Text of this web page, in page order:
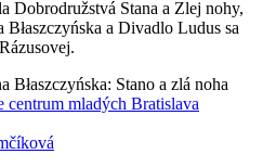
Dobrodružstvá Stana a Zlej nohy,
a Divadlo Ludus sa
Błaszczyńska: Stano a zlá noha
mladých Bratislava